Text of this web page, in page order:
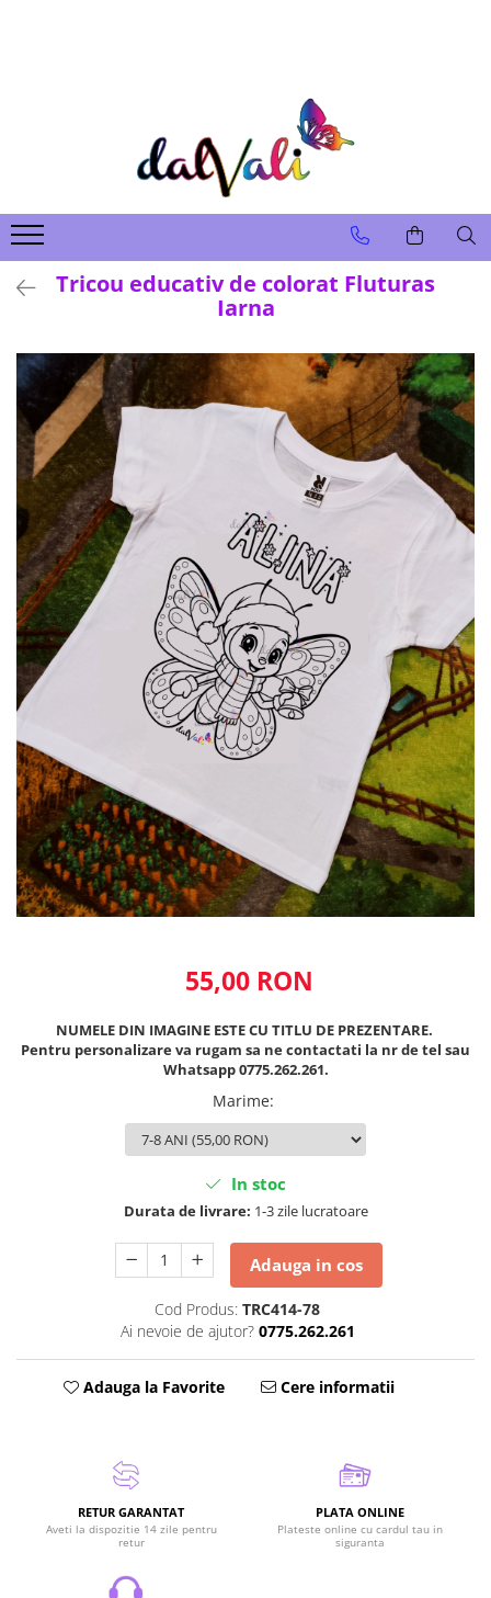
GENTI DE COLORAT
Tricou educativ de colorat Fluturas
Iarna
55,00 RON
NUMELE DIN IMAGINE ESTE CU TITLU DE PREZENTARE.
Pentru personalizare va rugam sa ne contactati la nr de tel sau
Whatsapp 0775.262.261.
Marime:
In stoc
Durata de livrare: 1-3 zile lucratoare
Adauga in cos
Cod Produs: TRC414-78
Ai nevoie de ajutor? 0775.262.261
Adauga la Favorite Cere informatii
RETUR GARANTAT
Aveti la dispozitie 14 zile pentru
retur
PLATA ONLINE
Plateste online cu cardul tau in
siguranta